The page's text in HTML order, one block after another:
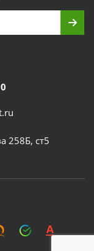
258Б, ст5